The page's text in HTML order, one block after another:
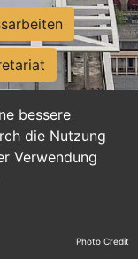
bessere
die Nutzung
Verwendung
Photo Credit